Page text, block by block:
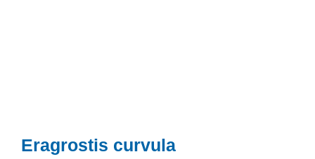
Eragrostis curvula